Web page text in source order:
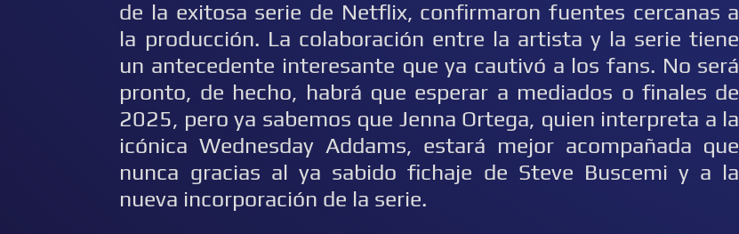
de la exitosa serie de Netflix, confirmaron fuentes cercanas a
la producción. La colaboración entre la artista y la serie tiene
un antecedente interesante que ya cautivó a los fans. No será
pronto, de hecho, habrá que esperar a mediados o finales de
2025, pero ya sabemos que Jenna Ortega, quien interpreta a la
icónica Wednesday Addams, estará mejor acompañada que
nunca gracias al ya sabido fichaje de Steve Buscemi y a la
nueva incorporación de la serie.